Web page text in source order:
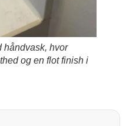
håndvask, hvor
og en flot finish i